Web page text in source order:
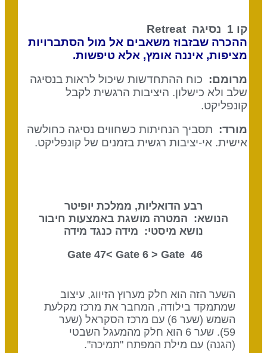
קו 1 נסיגה
Retreat
ההכרה שבזבוז משאבים אל מול הסתברויות
מציפות, איננה אומץ, אלא טיפשות.
מרומם:כוח ההתחדשות שיכול לראות בנסיגה
שלב ולא כישלון. היציבות הרגשית לקבל
קונפליקט.
מורד:תסביך הנחיתות כשחווים נסיגה כחולשה
אישית. אי-יציבות רגשית בזמנים של קונפליקט.
רבע הדואליות, ממלכת יופיטר
הנושא: המטרה מושגת באמצעות חיבור
נושא מיסטי: מידה כנגד מידה
46 Gate 47<
Gate 6 > Gate
השער הזה הוא חלק מערוץ הזיווג, עיצוב
שמתמקד בילודה, המחבר את מרכז מקלעת
השמש (שער 6) עם מרכז הסקראל (שער
59). שער 6 הוא חלק מהמעגל השבטי
(הגנה) עם מילת המפתח "תמיכה".